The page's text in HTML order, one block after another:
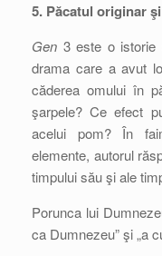
5. Păcatul originar
Gen 3 este o istorie
drama care a avut
căderea omului în
şarpele? Ce efect
acelui pom? În
elemente, autorul
timpului său şi ale
Porunca lui
ca Dumnezeu” şi „a